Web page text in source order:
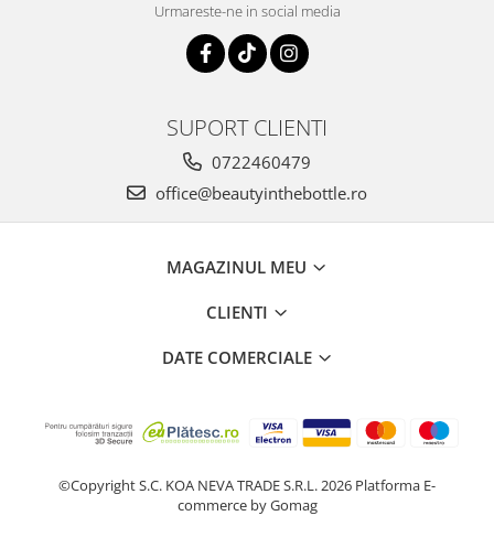
Urmareste-ne in social media
SUPORT CLIENTI
0722460479
office@beautyinthebottle.ro
MAGAZINUL MEU
CLIENTI
DATE COMERCIALE
©Copyright S.C. KOA NEVA TRADE S.R.L. 2026 Platforma E-
commerce by Gomag